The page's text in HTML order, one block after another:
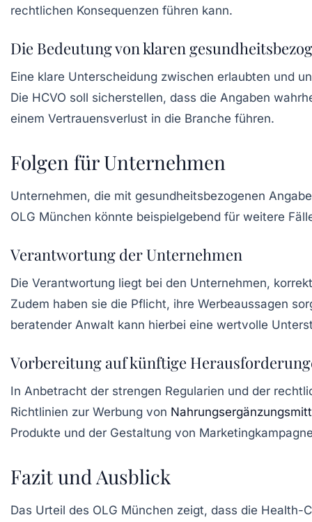
rechtlichen Konsequenzen führen kann.
Die Bedeutung von klaren
Eine klare Unterscheidung zwischen erlaubten und
Die HCVO soll sicherstellen, dass die Angaben
einem Vertrauensverlust in die Branche führen.
Folgen für Unternehmen
Unternehmen, die mit gesundheitsbezogenen
OLG München könnte beispielgebend für weitere
Verantwortung der Unternehmen
Die Verantwortung liegt bei den Unternehmen,
Zudem haben sie die Pflicht, ihre Werbeaussagen
beratender Anwalt kann hierbei eine wertvolle
Vorbereitung auf künftige
In Anbetracht der strengen Regularien und der
Richtlinien zur Werbung von
Produkte und der Gestaltung von
Fazit und Ausblick
Das Urteil des OLG München zeigt, dass die